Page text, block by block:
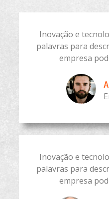
Inovação e
palavras para
empresa
Inovação e
palavras para
empresa